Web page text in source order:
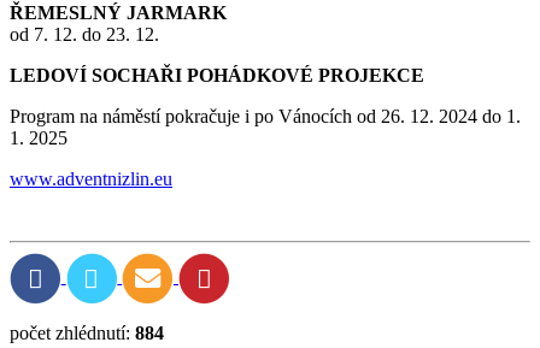
ŘEMESLNÝ JARMARK
od 7. 12. do 23. 12.
LEDOVÍ SOCHAŘI POHÁDKOVÉ PROJEKCE
Program na náměstí pokračuje i po Vánocích od 26. 12. 2024 do 1.
1. 2025
www.adventnizlin.eu
počet zhlédnutí: 884